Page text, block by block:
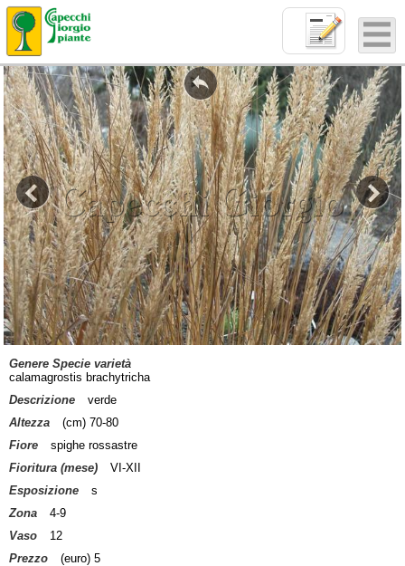
Genere Specie varietà
calamagrostis brachytricha
Descrizione
verde
Altezza
(cm) 70-80
Fiore
spighe rossastre
Fioritura (mese)
VI-XII
Esposizione
s
Zona
4-9
Vaso
12
Prezzo
(euro) 5